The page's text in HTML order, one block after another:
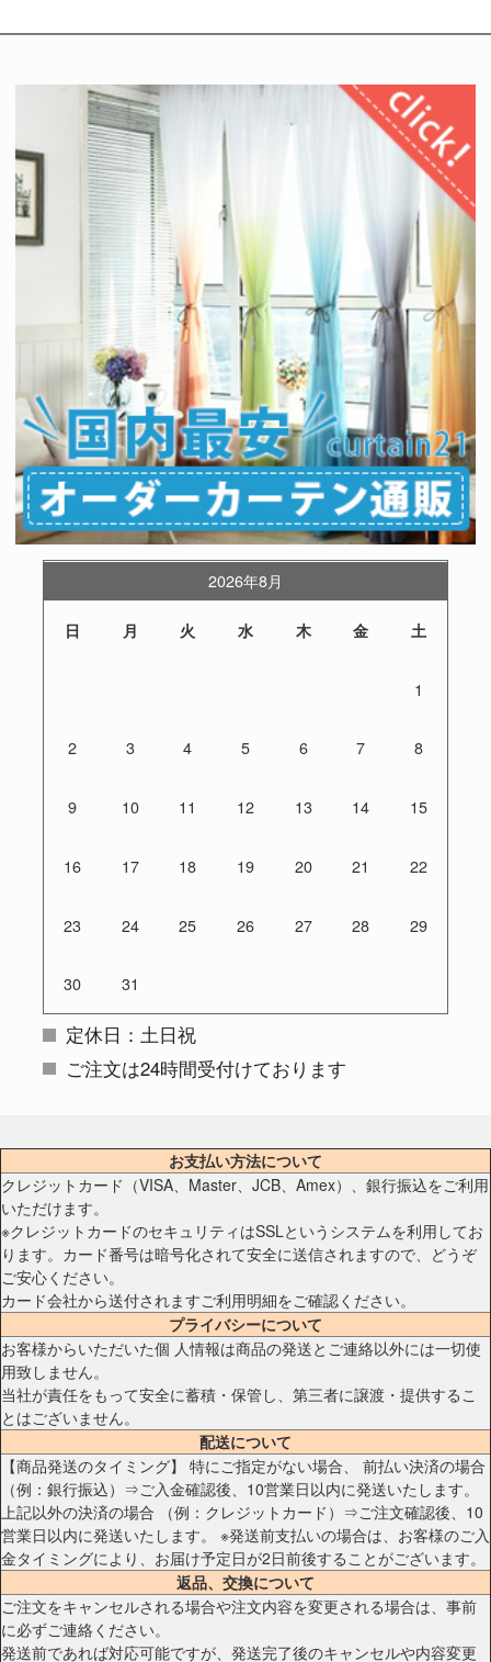
2026年8月
日 月 火 水 木 金 土
1
2 3 4 5 6 7 8
9 10 11 12 13 14 15
16 17 18 19 20 21 22
23 24 25 26 27 28 29
30 31
定休日：土日祝
ご注文は24時間受付けております
お支払い方法について
クレジットカード（VISA、Master、JCB、Amex）、銀行振込をご利用
いただけます。
※クレジットカードのセキュリティはSSLというシステムを利用してお
ります。カード番号は暗号化されて安全に送信されますので、どうぞ
ご安心ください。
カード会社から送付されますご利用明細をご確認ください。
プライバシーについて
お客様からいただいた個 人情報は商品の発送とご連絡以外には一切使
用致しません。
当社が責任をもって安全に蓄積・保管し、第三者に譲渡・提供するこ
とはございません。
配送について
【商品発送のタイミング】 特にご指定がない場合、 前払い決済の場合
（例：銀行振込）⇒ご入金確認後、10営業日以内に発送いたします。
上記以外の決済の場合 （例：クレジットカード）⇒ご注文確認後、10
営業日以内に発送いたします。 ※発送前支払いの場合は、お客様のご入
金タイミングにより、お届け予定日が2日前後することがございます。
返品、交換について
ご注文をキャンセルされる場合や注文内容を変更される場合は、事前
に必ずご連絡ください。
発送前であれば対応可能ですが、発送完了後のキャンセルや内容変更